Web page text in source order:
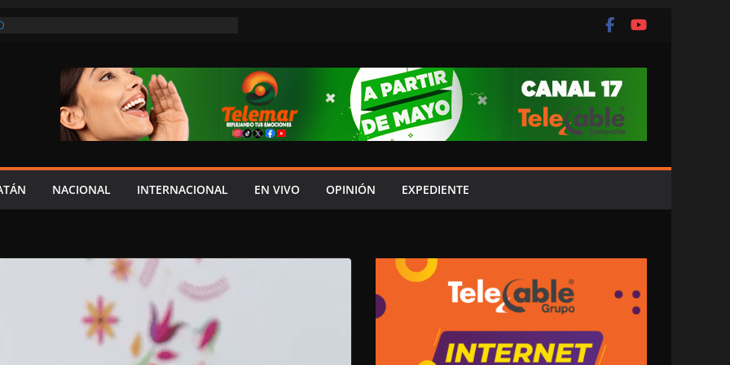
EN POMUCH, HECELCHAKÁN; ¿Y LA
LAYDA Y MARCELA?
JAGUAR: 06 DE AGOSTO DE 2026
Y MAYOR INSEGURIDAD CON
NACIONAL INTERNACIONAL EN VIVO OPINIÓN EXPEDIENTE